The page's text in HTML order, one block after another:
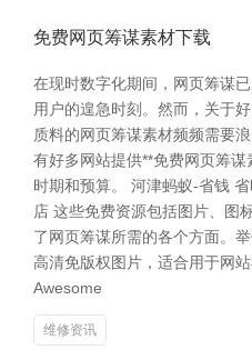
免费网页筹谋素材下载
在现时数字化期间，网页筹谋
用户的遑急时刻。然而，关于
质料的网页筹谋素材频频需要
有好多网站提供**免费网页筹
时期和预算。 河津蚂蚁-省钱
店 这些免费资源包括图片、图
了网页筹谋所需的各个方面。
高清免版权图片，适合用于网
Awesome
维修资讯